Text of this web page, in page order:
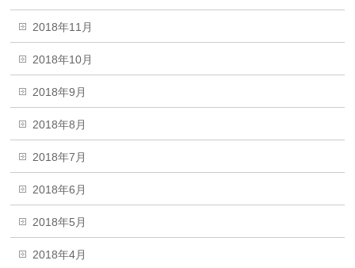
2018年11月
2018年10月
2018年9月
2018年8月
2018年7月
2018年6月
2018年5月
2018年4月